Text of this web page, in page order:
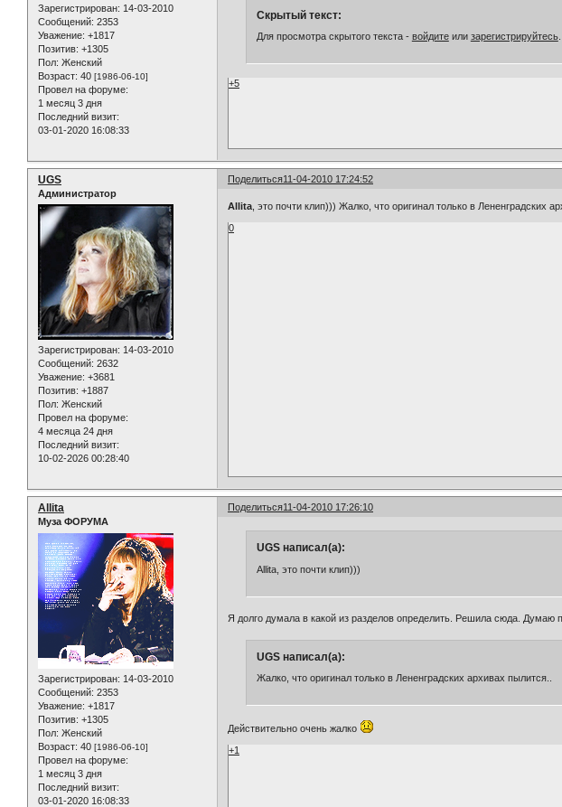
Зарегистрирован: 14-03-2010
Сообщений: 2353
Уважение: +1817
Позитив: +1305
Пол: Женский
Возраст: 40 [1986-06-10]
Провел на форуме:
1 месяц 3 дня
Последний визит:
03-01-2020 16:08:33
Скрытый текст:
Для просмотра скрытого текста - войдитеили зарегистрируйтесь.
+5
Поделиться11-04-2010 17:24:52
UGS
Администратор
Зарегистрирован: 14-03-2010
Сообщений: 2632
Уважение: +3681
Позитив: +1887
Пол: Женский
Провел на форуме:
4 месяца 24 дня
Последний визит:
10-02-2026 00:28:40
Allita , это почти клип))) Жалко, что оригинал только в Лененградских
0
Поделиться11-04-2010 17:26:10
Allita
Муза ФОРУМА
Зарегистрирован: 14-03-2010
Сообщений: 2353
Уважение: +1817
Позитив: +1305
Пол: Женский
Возраст: 40 [1986-06-10]
Провел на форуме:
1 месяц 3 дня
Последний визит:
03-01-2020 16:08:33
UGS написал(а):
Allita, это почти клип)))
Я долго думала в какой из разделов определить. Решила сюда. Думаю
UGS написал(а):
Жалко, что оригинал только в Лененградских архивах пылится..
Действительно очень жалко
+1